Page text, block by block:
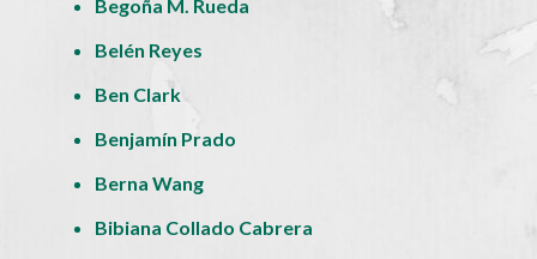
Begoña M. Rueda
Belén Reyes
Ben Clark
Benjamín Prado
Berna Wang
Bibiana Collado Cabrera